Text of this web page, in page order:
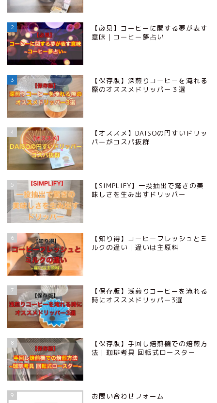
2
【必見】コーヒーに関する夢が表す
意味｜コーヒー夢占い
3
【保存版】深煎りコーヒーを淹れる
際のオススメドリッパー３選
4
【オススメ】DAISOの円すいドリッ
パーがコスパ抜群
5
【SIMPLIFY】一投抽出で驚きの美
味しさを生み出すドリッパー
6
【知り得】コーヒーフレッシュとミ
ルクの違い｜違いは主原料
7
【保存版】浅煎りコーヒーを淹れる
時にオススメドリッパー3選
8
【保存版】手回し焙煎機での焙煎方
法｜珈琲考具 回転式ロースター
9 お問い合わせフォーム